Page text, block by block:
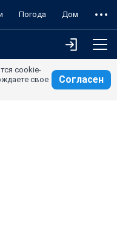
Погода Дом
cookie-
свое
Согласен